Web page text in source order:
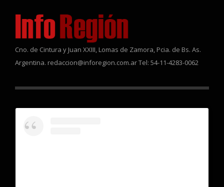
Cno. de Cintura y Juan XXIII, Lomas de Zamora, Pcia. de Bs. As.
Argentina. redaccion@inforegion.com.ar Tel: 54-11-4283-0062